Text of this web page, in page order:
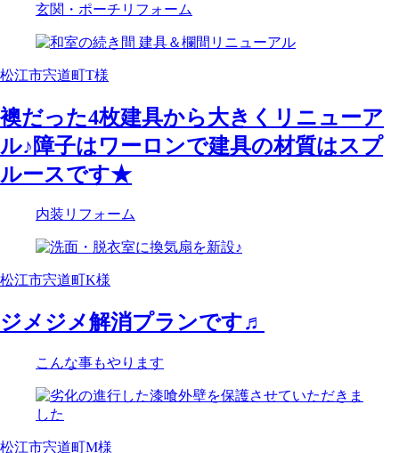
玄関・ポーチリフォーム
松江市宍道町T様
襖だった4枚建具から大きくリニューア
ル♪障子はワーロンで建具の材質はスプ
ルースです★
内装リフォーム
松江市宍道町K様
ジメジメ解消プランです♬
こんな事もやります
松江市宍道町M様